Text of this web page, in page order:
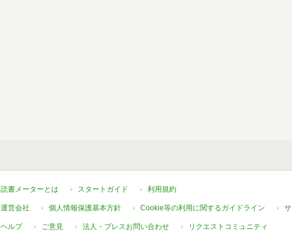
読書メーターとは スタートガイド 利用規約
運営会社 個人情報保護基本方針 Cookie等の利用に関するガイドライン
ヘルプ ご意見 法人・プレスお問い合わせ リクエストコミュニティ